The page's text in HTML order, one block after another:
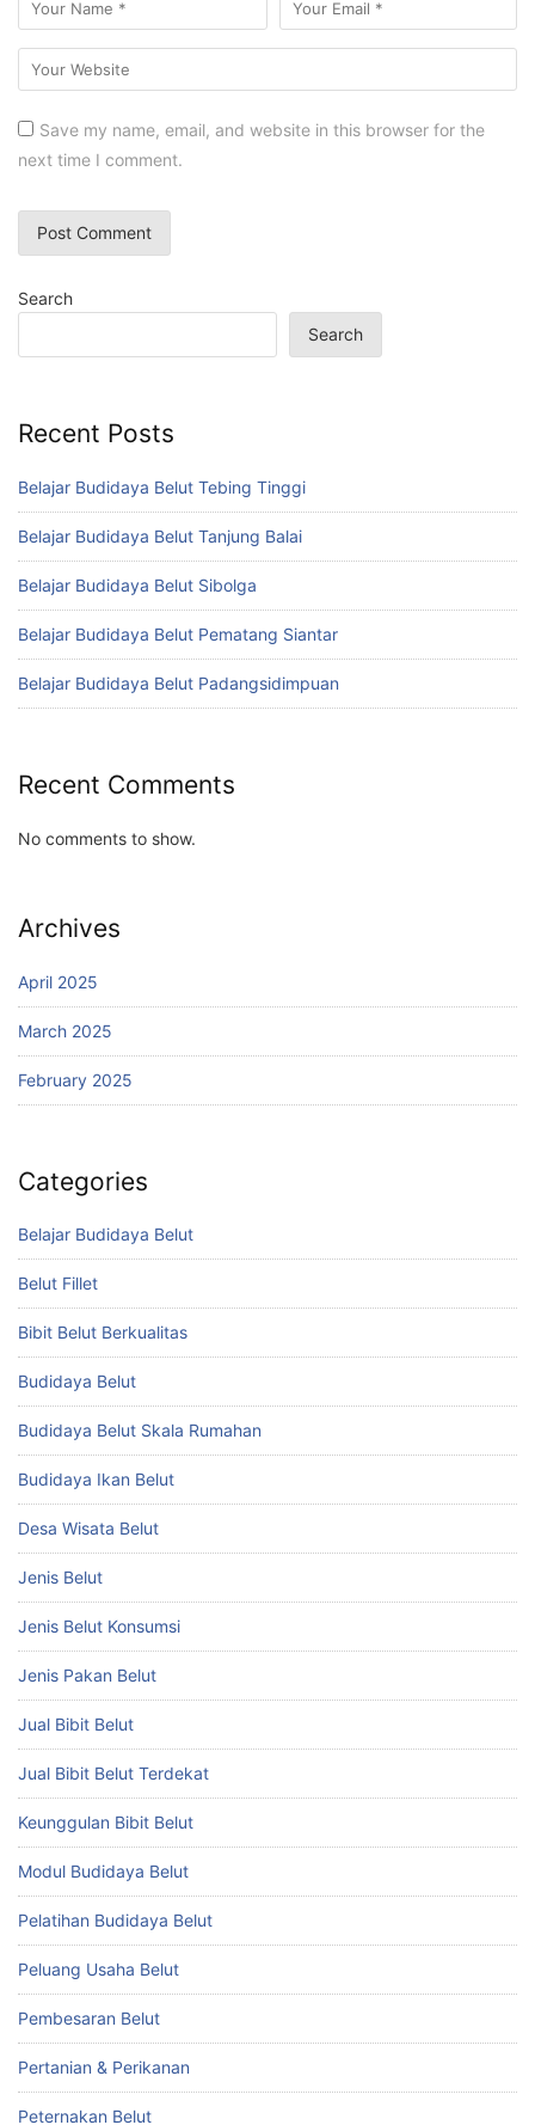
Save my name, email, and website in this browser for the
next time I comment.
Search
Search
Recent Posts
Belajar Budidaya Belut Tebing Tinggi
Belajar Budidaya Belut Tanjung Balai
Belajar Budidaya Belut Sibolga
Belajar Budidaya Belut Pematang Siantar
Belajar Budidaya Belut Padangsidimpuan
Recent Comments
No comments to show.
Archives
April 2025
March 2025
February 2025
Categories
Belajar Budidaya Belut
Belut Fillet
Bibit Belut Berkualitas
Budidaya Belut
Budidaya Belut Skala Rumahan
Budidaya Ikan Belut
Desa Wisata Belut
Jenis Belut
Jenis Belut Konsumsi
Jenis Pakan Belut
Jual Bibit Belut
Jual Bibit Belut Terdekat
Keunggulan Bibit Belut
Modul Budidaya Belut
Pelatihan Budidaya Belut
Peluang Usaha Belut
Pembesaran Belut
Pertanian & Perikanan
Peternakan Belut